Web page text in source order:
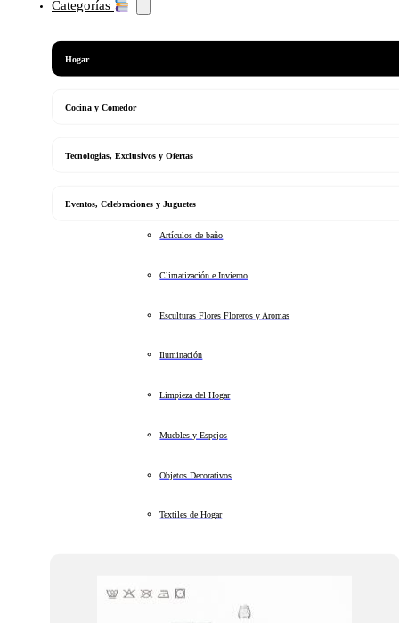
Categorías
Hogar
Cocina y Comedor
Tecnologias, Exclusivos y Ofertas
Eventos, Celebraciones y Juguetes
Artículos de baño
Climatización e Invierno
Esculturas Flores Floreros y Aromas
Iluminación
Limpieza del Hogar
Muebles y Espejos
Objetos Decorativos
Textiles de Hogar